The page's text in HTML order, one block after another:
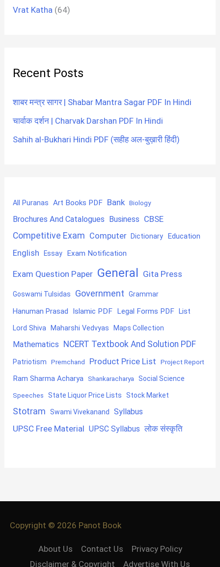
Vrat Katha (64)
Recent Posts
शाबर मन्त्र सागर | Shabar Mantra Sagar PDF In Hindi
चार्वाक दर्शन | Charvak Darshan PDF In Hindi
Sahih al-Bukhari Hindi PDF (सहीह अल-बुख़ारी हिंदी)
All Puranas Art Books PDF Bank Biology
Brochures And Catalogues Business CBSE
Competitive Exam Computer Dictionary Education
English Essay Exam Notification
Exam Question Paper General Gita Press
Goswami Tulsidas Government Grammar
Hanuman Prasad Islamic PDF Legal Forms PDF List
Lord Shiva Maharshi Vedvyas Maps Collection
Mathematics NCERT Textbook And Solution PDF
Patriotism Premchand Product Price List Project Report
Ram Sharma Acharya Shankaracharya Social Science
Speeches State Liquor Price Lists Stock Market
Stotram Swami Vivekanand Syllabus
UPSC Free Material UPSC Syllabus लोक संस्कृति
Copyright © 2026 Panot Book
About Us Contact Us
Privacy Policy
Disclaimer & Copyright
Advertise With Us